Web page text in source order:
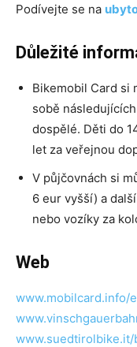
Podívejte se na
Důležité
Bikemobil Card si
sobě
dospělé. Děti do
let za veřejnou
V půjčovnách si
6 eur vyšší) a
nebo vozíky za
Web
www.mobilcard.info/